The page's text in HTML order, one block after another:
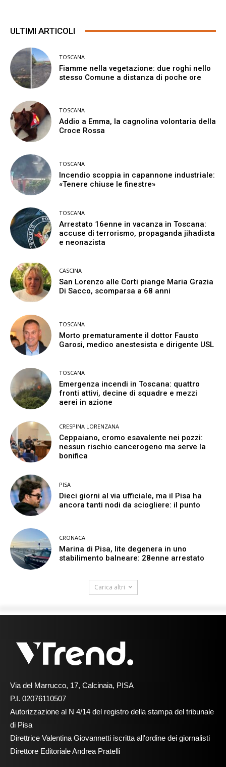
ULTIMI ARTICOLI
TOSCANA
Fiamme nella vegetazione: due roghi nello
stesso Comune a distanza di poche ore
TOSCANA
Addio a Emma, la cagnolina volontaria della
Croce Rossa
TOSCANA
Incendio scoppia in capannone industriale:
«Tenere chiuse le finestre»
TOSCANA
Arrestato 16enne in vacanza in Toscana:
accuse di terrorismo, propaganda jihadista
e neonazista
CASCINA
San Lorenzo alle Corti piange Maria Grazia
Di Sacco, scomparsa a 68 anni
TOSCANA
Morto prematuramente il dottor Fausto
Garosi, medico anestesista e dirigente USL
TOSCANA
Emergenza incendi in Toscana: quattro
fronti attivi, decine di squadre e mezzi
aerei in azione
CRESPINA LORENZANA
Ceppaiano, cromo esavalente nei pozzi:
nessun rischio cancerogeno ma serve la
bonifica
PISA
Dieci giorni al via ufficiale, ma il Pisa ha
ancora tanti nodi da sciogliere: il punto
CRONACA
Marina di Pisa, lite degenera in uno
stabilimento balneare: 28enne arrestato
Carica altri
Via del Marrucco, 17, Calcinaia, PISA
P.I. 02076110507
Autorizzazione al N 4/14 del registro della stampa del tribunale
di Pisa
Direttrice Valentina Giovannetti iscritta all'ordine dei giornalisti
Direttore Editoriale Andrea Pratelli